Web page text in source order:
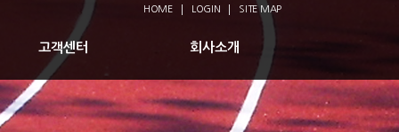
고객센터 회사소개
SITE MAP
LOGIN
HOME